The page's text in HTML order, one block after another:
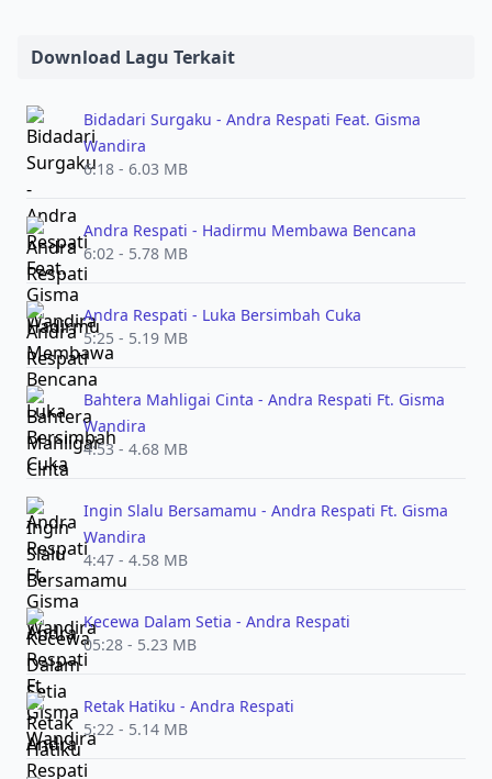
Download Lagu Terkait
Bidadari Surgaku - Andra Respati Feat. Gisma
Wandira
6:18 - 6.03 MB
Andra Respati - Hadirmu Membawa Bencana
6:02 - 5.78 MB
Andra Respati - Luka Bersimbah Cuka
5:25 - 5.19 MB
Bahtera Mahligai Cinta - Andra Respati Ft. Gisma
Wandira
4:53 - 4.68 MB
Ingin Slalu Bersamamu - Andra Respati Ft. Gisma
Wandira
4:47 - 4.58 MB
Kecewa Dalam Setia - Andra Respati
05:28 - 5.23 MB
Retak Hatiku - Andra Respati
5:22 - 5.14 MB